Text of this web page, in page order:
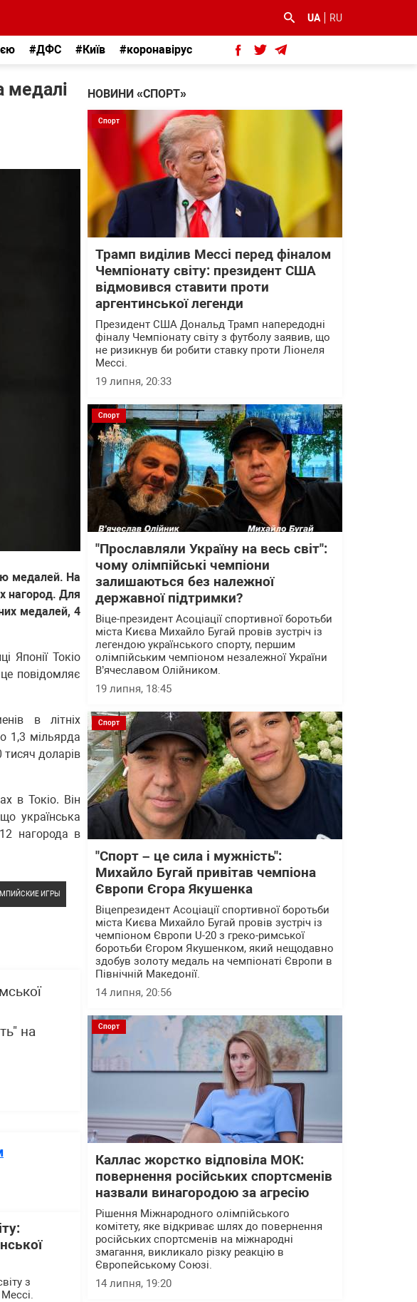
UA RU
#ДФС #Київ #коронавірус
медалі
медалей. На
нагород. Для
медалей, 4
Японії Токіо
повідомляє
в літніх
1,3 мільярда
доларів
в Токіо. Він
українська
нагорода в
ИГРЫ
на
з
НОВИНИ «СПОРТ»
Спорт
Трамп виділив Мессі перед фіналом
Чемпіонату світу: президент США
відмовився ставити проти
аргентинської легенди
Президент США Дональд Трамп напередодні
фіналу Чемпіонату світу з футболу заявив, що
не ризикнув би робити ставку проти Ліонеля
Мессі.
19 липня, 20:33
Спорт
"Прославляли Україну на весь світ":
чому олімпійські чемпіони
залишаються без належної
державної підтримки?
Віце-президент Асоціації спортивної боротьби
міста Києва Михайло Бугай провів зустріч із
легендою українського спорту, першим
олімпійським чемпіоном незалежної України
В’ячеславом Олійником.
19 липня, 18:45
Спорт
"Спорт – це сила і мужність":
Михайло Бугай привітав чемпіона
Європи Єгора Якушенка
Віцепрезидент Асоціації спортивної боротьби
міста Києва Михайло Бугай провів зустріч із
чемпіоном Європи U-20 з греко-римської
боротьби Єгором Якушенком, який нещодавно
здобув золоту медаль на чемпіонаті Європи в
Північній Македонії.
14 липня, 20:56
Спорт
Каллас жорстко відповіла МОК:
повернення російських спортсменів
назвали винагородою за агресію
Рішення Міжнародного олімпійського
комітету, яке відкриває шлях до повернення
російських спортсменів на міжнародні
змагання, викликало різку реакцію в
Європейському Союзі.
14 липня, 19:20